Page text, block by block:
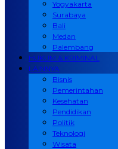
Yogyakarta
Surabaya
Bali
Medan
Palembang
HUKUM & KRIMINAL
LAINNYA
Bisnis
Pemerintahan
Kesehatan
Pendidikan
Politik
Teknologi
Wisata